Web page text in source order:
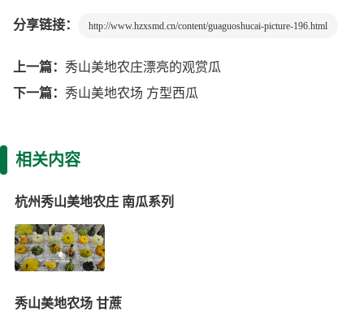
分享链接： http://www.hzxsmd.cn/content/guaguoshucai-picture-196.html
上一篇： 秀山美地农庄漂亮的观赏瓜
下一篇： 秀山美地农场 方型西瓜
相关内容
杭州秀山美地农庄 南瓜系列
秀山美地农场 甘蔗